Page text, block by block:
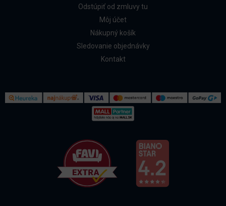
Odstúpiť od zmluvy tu
Môj účet
Nákupný košík
Sledovanie objednávky
Kontakt